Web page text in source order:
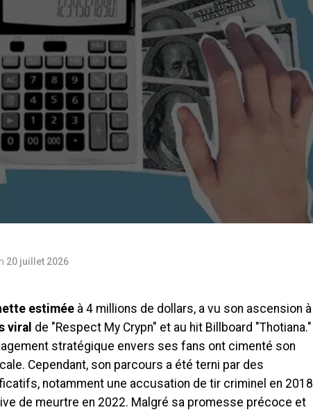
20 juillet 2026
estimée à 4 millions de dollars, a vu son ascension à
viral de "Respect My Crypn" et au hit Billboard "Thotiana."
stratégique envers ses fans ont cimenté son
Cependant, son parcours a été terni par des
notamment une accusation de tir criminel en 2018
de meurtre en 2022. Malgré sa promesse précoce et